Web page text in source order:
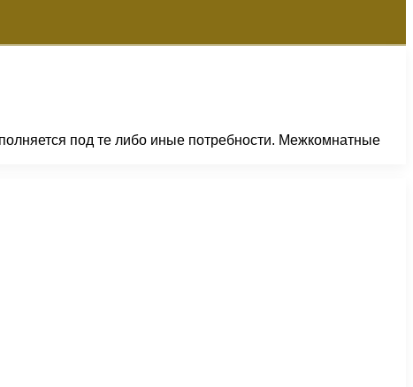
под те либо иные потребности. Межкомнатные